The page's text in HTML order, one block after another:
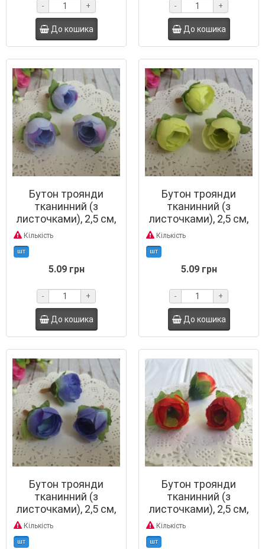
- +
До кошика
- +
До кошика
Бутон троянди
тканинний (з
листочками), 2,5 см,
блакитний
Кількість
шт
5.09 грн
- +
До кошика
Бутон троянди
тканинний (з
листочками), 2,5 см,
лимонно-салатовий
Кількість
шт
5.09 грн
- +
До кошика
Бутон троянди
тканинний (з
листочками), 2,5 см,
Кількість
шт
Бутон троянди
тканинний (з
листочками), 2,5 см,
червоно-салатовий
Кількість
шт